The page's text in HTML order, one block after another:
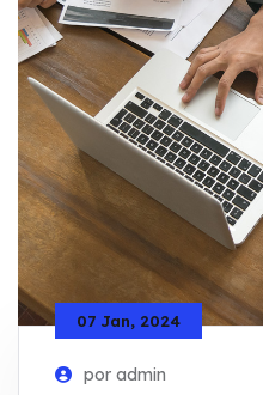
07 Jan, 2024
por admin